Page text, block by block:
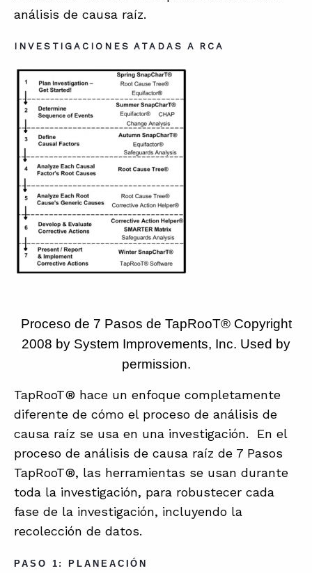
análisis de causa raíz.
INVESTIGACIONES ATADAS A RCA
Proceso de 7 Pasos de TapRooT® Copyright
2008 by System Improvements, Inc. Used by
permission.
TapRooT® hace un enfoque completamente
diferente de cómo el proceso de análisis de
causa raíz se usa en una investigación. En el
proceso de análisis de causa raíz de 7 Pasos
TapRooT®, las herramientas se usan durante
toda la investigación, para robustecer cada
fase de la investigación, incluyendo la
recolección de datos.
PASO 1: PLANEACIÓN